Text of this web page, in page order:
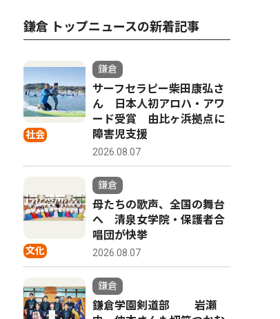
鎌倉 トップニュースの新着記事
社会
鎌倉
サーフセラピー柴田康弘さ
ん 日本人初アロハ・アワ
ード受賞 由比ヶ浜拠点に
障害児支援
2026.08.07
文化
鎌倉
母たちの歌声、全国の舞台
へ 清泉女学院・保護者合
唱団が快挙
2026.08.07
鎌倉
鎌倉学園剣道部 岩瀬